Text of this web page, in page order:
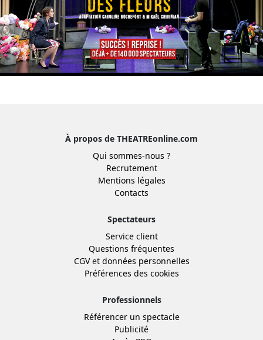
À propos de THEATREonline.com
Qui sommes-nous ?
Recrutement
Mentions légales
Contacts
Spectateurs
Service client
Questions fréquentes
CGVet données personnelles
Préférences des cookies
Professionnels
Référencer un spectacle
Publicité